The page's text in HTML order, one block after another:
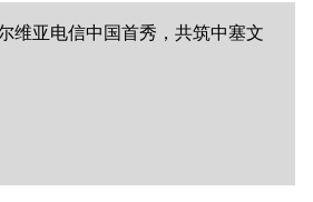
维亚电信中国首秀，共筑中塞文